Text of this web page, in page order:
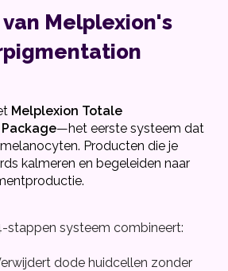
Melplexion's
Melplexion Totale
—het eerste systeem dat
Producten die je
kalmeren en begeleiden naar
stappen systeem combineert:
dode huidcellen zonder